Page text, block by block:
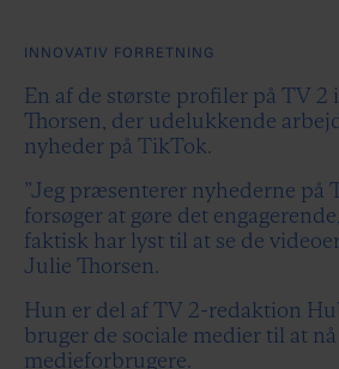
INNOVATIV FORRETNING
En af de største profiler på TV 2
Thorsen, der udelukkende
nyheder på TikTok.
”Jeg præsenterer nyhederne på
forsøger at gøre det
faktisk har lyst til at se de
Julie Thorsen.
Hun er del af TV 2-redaktion
bruger de sociale medier til at
medieforbrugere.